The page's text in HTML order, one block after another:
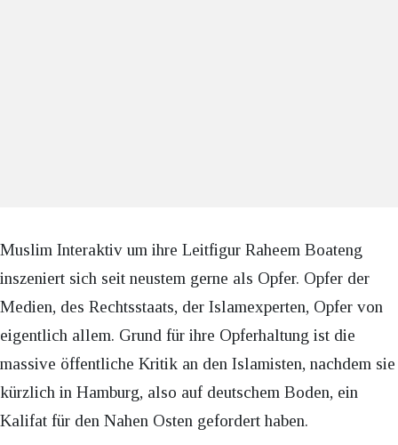
Muslim Interaktiv um ihre Leitfigur Raheem Boateng
inszeniert sich seit neustem gerne als Opfer. Opfer der
Medien, des Rechtsstaats, der Islamexperten, Opfer von
eigentlich allem. Grund für ihre Opferhaltung ist die
massive öffentliche Kritik an den Islamisten, nachdem sie
kürzlich in Hamburg, also auf deutschem Boden, ein
Kalifat für den Nahen Osten gefordert haben.